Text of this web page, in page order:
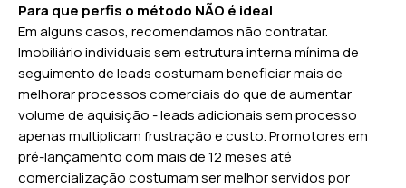
Para que perfis o método NÃO é ideal
Em alguns casos, recomendamos não contratar.
Imobiliário individuais sem estrutura interna mínima de
seguimento de leads costumam beneficiar mais de
melhorar processos comerciais do que de aumentar
volume de aquisição - leads adicionais sem processo
apenas multiplicam frustração e custo. Promotores em
pré-lançamento com mais de 12 meses até
comercialização costumam ser melhor servidos por